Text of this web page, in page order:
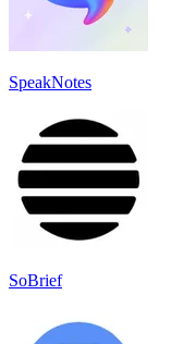
SpeakNotes
SoBrief